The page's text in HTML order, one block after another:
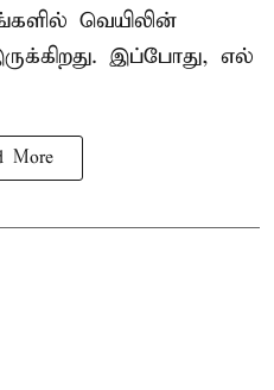
வெயிலின்
இப்போது, எல்
More